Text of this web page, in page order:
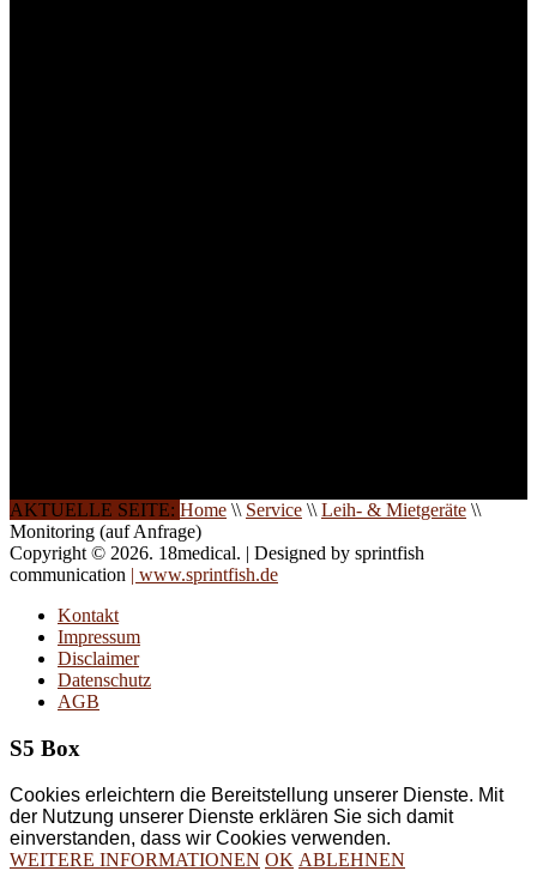
AKTUELLE SEITE: Home \\ Service \\ Leih- & Mietgeräte \\
Monitoring (auf Anfrage)
Copyright © 2026. 18medical. | Designed by sprintfish
communication | www.sprintfish.de
Kontakt
Impressum
Disclaimer
Datenschutz
AGB
S5 Box
Cookies erleichtern die Bereitstellung unserer Dienste. Mit
der Nutzung unserer Dienste erklären Sie sich damit
einverstanden, dass wir Cookies verwenden.
WEITERE INFORMATIONEN OK ABLEHNEN